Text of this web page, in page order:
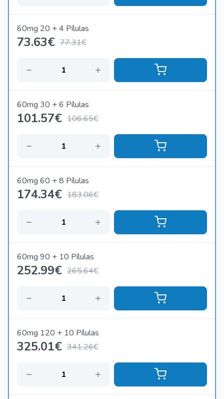
60mg 20 + 4 Pílulas
73.63€ 77.31€
60mg 30 + 6 Pílulas
101.57€ 106.65€
60mg 60 + 8 Pílulas
174.34€ 183.06€
60mg 90 + 10 Pílulas
252.99€ 265.64€
60mg 120 + 10 Pílulas
325.01€ 341.26€